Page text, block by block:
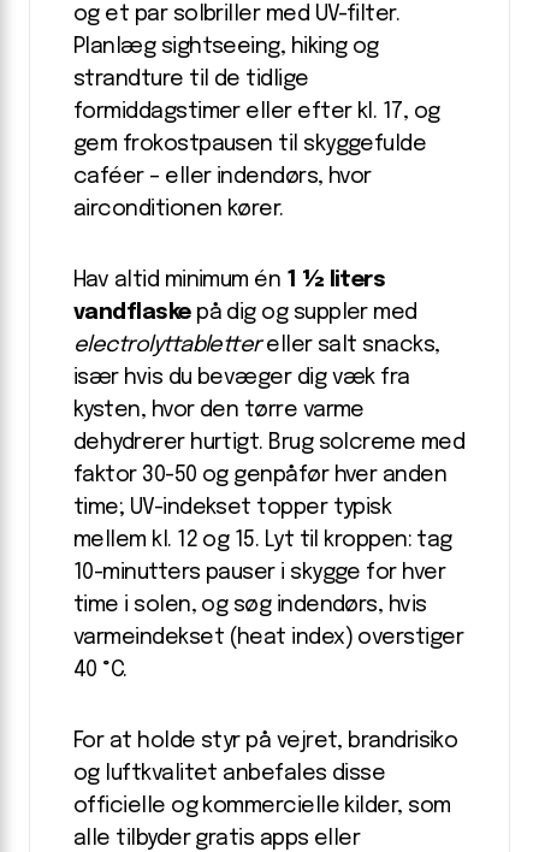
og et par solbriller med UV-filter.
Planlæg sightseeing, hiking og
strandture til de tidlige
formiddagstimer eller efter kl. 17, og
gem frokostpausen til skyggefulde
caféer – eller indendørs, hvor
airconditionen kører.
Hav altid minimum én 1 ½ liters
vandflaskepå dig og suppler med
electrolyttablettereller salt snacks,
især hvis du bevæger dig væk fra
kysten, hvor den tørre varme
dehydrerer hurtigt. Brug solcreme med
faktor 30-50 og genpåfør hver anden
time; UV-indekset topper typisk
mellem kl. 12 og 15. Lyt til kroppen: tag
10-minutters pauser i skygge for hver
time i solen, og søg indendørs, hvis
varmeindekset (heat index) overstiger
40 °C.
For at holde styr på vejret, brandrisiko
og luftkvalitet anbefales disse
officielle og kommercielle kilder, som
alle tilbyder gratis apps eller